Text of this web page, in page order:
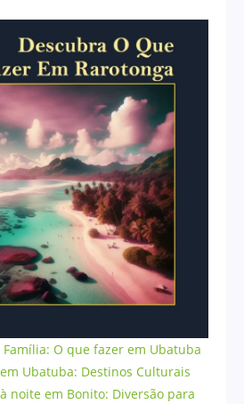
Família: O que fazer em Ubatuba
Ubatuba: Destinos Culturais
noite em Bonito: Diversão para